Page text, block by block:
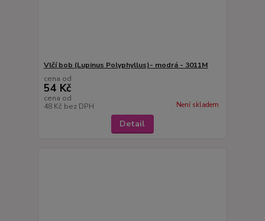
Vlčí bob (Lupinus Polyphyllus)- modrá - 3011M
cena od
54 Kč
cena od
48 Kč bez DPH Není skladem
Detail